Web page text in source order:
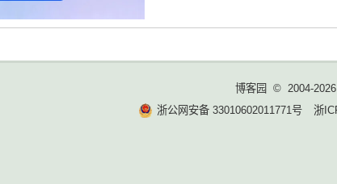
博客园
© 2004-2026
浙公网安备 33010602011771号
浙